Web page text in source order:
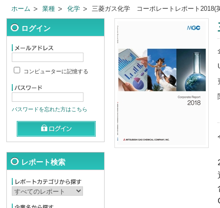
ホーム 業種 化学 三菱ガス化学 コーポレートレポート2018(
ログイン
コンピューターに記憶する
パスワードを忘れた方はこちら
レポート検索